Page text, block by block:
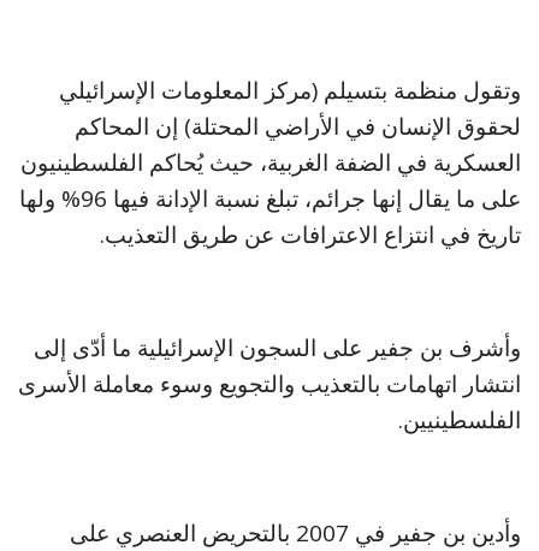
وتقول منظمة بتسيلم (مركز المعلومات الإسرائيلي
لحقوق الإنسان في الأراضي المحتلة) إن المحاكم
العسكرية في الضفة الغربية، حيث يُحاكم الفلسطينيون
على ما يقال إنها جرائم، تبلغ نسبة الإدانة فيها 96% ولها
تاريخ في انتزاع الاعترافات عن طريق التعذيب.
وأشرف بن جفير على السجون الإسرائيلية ما أدّى إلى
انتشار اتهامات بالتعذيب والتجويع وسوء معاملة الأسرى
الفلسطينيين.
وأدين بن جفير في 2007 بالتحريض العنصري على